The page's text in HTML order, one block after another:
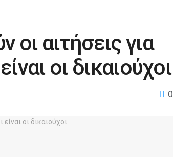
αιτήσεις για
οι δικαιούχοι
0